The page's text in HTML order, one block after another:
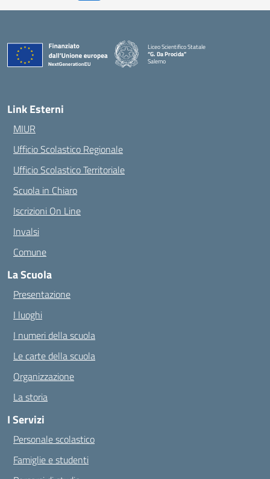
Liceo Scientifico Statale
“G. Da Procida”
Salerno
Link Esterni
MIUR
Ufficio Scolastico Regionale
Ufficio Scolastico Territoriale
Scuola in Chiaro
Iscrizioni On Line
Invalsi
Comune
La Scuola
Presentazione
I luoghi
I numeri della scuola
Le carte della scuola
Organizzazione
La storia
I Servizi
Personale scolastico
Famiglie e studenti